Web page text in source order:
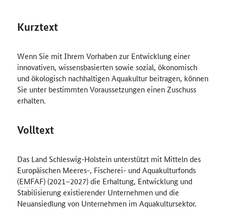
Kurztext
Wenn Sie mit Ihrem Vorhaben zur Entwicklung einer
innovativen, wissensbasierten sowie sozial, ökonomisch
und ökologisch nachhaltigen Aquakultur beitragen, können
Sie unter bestimmten Voraussetzungen einen Zuschuss
erhalten.
Volltext
Das Land Schleswig-Holstein unterstützt mit Mitteln des
Europäischen Meeres-, Fischerei- und Aquakulturfonds
(EMFAF) (2021–2027) die Erhaltung, Entwicklung und
Stabilisierung existierender Unternehmen und die
Neuansiedlung von Unternehmen im Aquakultursektor.